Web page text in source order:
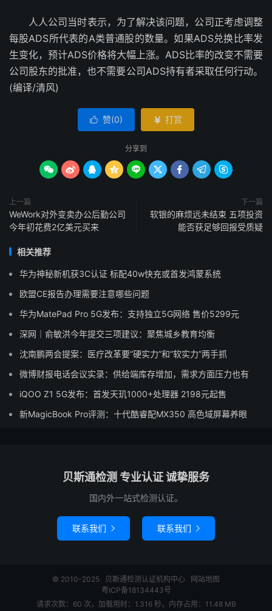
人人公司当时表示，为了解决该问题，公司正考虑调整
每股ADS所代表的A类普通股的数量。如果ADS兑换比率发
生变化，预计ADS价格将大幅上涨。ADS比率的改变不需要
公司股东的批准，也不需要公司ADS持有者采取任何行动。
(编译/清风)
 赞(0)  打赏
分享到
        
上一篇
WeWork对外变卖办公后勤公司
今年初花费2亿美元买来
下一篇
软银的麻烦远未结束 五项投资
能否获足够回报受质疑
相关推荐
华为神秘新机获3C认证 标配40w快充或首发鸿蒙系统
欧盟CE报告办理需要注意哪些问题
华为MatePad Pro 5G发布：支持独立5G网络 售价5299元
深网｜俞敏洪今年提交三项建议：聚焦城乡教育均衡
沈南鹏两会提案：医疗改革要“硬实力”和“软实力”两手抓
微博财报电话会议实录：供给端库存增加，需求方面压力也有
iQOO Z1 5G发布：首发天玑1000+处理器 2198元起售
新MagicBook Pro评测：十代酷睿配MX350 高色域屏幕养眼
贝斯通检测 专业认证 诚挚服务
国内外一站式检测认证。
联系我们  联系我们 
© 2010-2025 贝斯通检测认证机构中心
网站地图
粤ICP备18134443号
请求次数：60 次，加载用时：1.316 秒，内存占用：11.48 MB